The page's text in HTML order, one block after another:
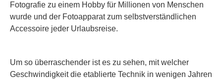
Fotografie zu einem Hobby für Millionen von Menschen
wurde und der Fotoapparat zum selbstverständlichen
Accessoire jeder Urlaubsreise.
Um so überraschender ist es zu sehen, mit welcher
Geschwindigkeit die etablierte Technik in wenigen Jahren